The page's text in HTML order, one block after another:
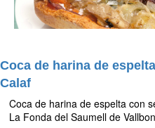
Coca de harina de
Calaf
Coca de harina de espelta con
La Fonda del Saumell de